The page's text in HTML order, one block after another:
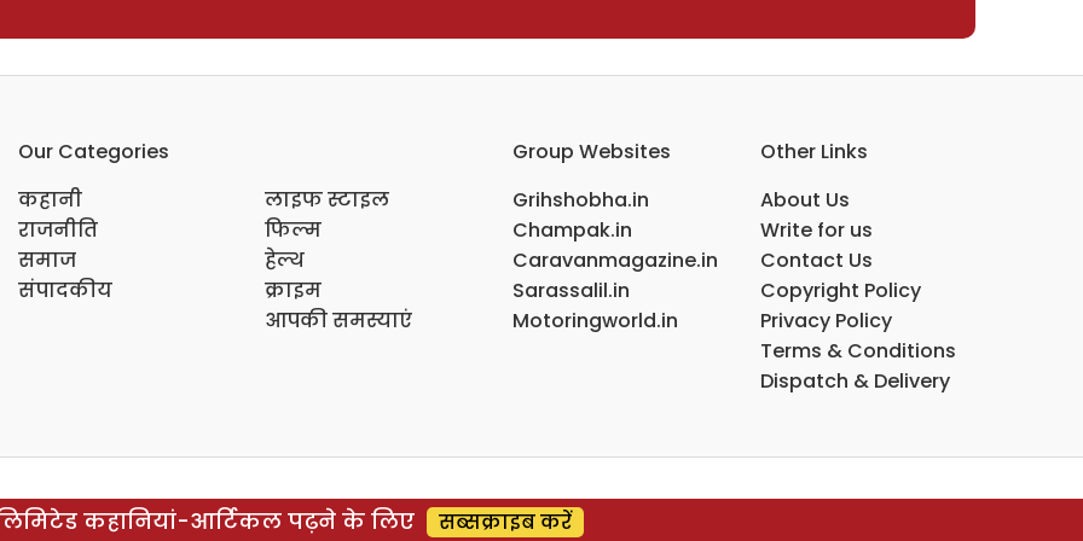
Our Categories
कहानी
राजनीति
समाज
संपादकीय
लाइफ स्टाइल
फिल्म
हेल्थ
क्राइम
आपकी समस्याएं
Group Websites
Grihshobha.in
Champak.in
Caravanmagazine.in
Sarassalil.in
Motoringworld.in
Other Links
About Us
Write for us
Contact Us
Copyright Policy
Privacy Policy
Terms & Conditions
Dispatch & Delivery
कहानियां-आर्टिकल पढ़ने के लिए सब्सक्राइब करें